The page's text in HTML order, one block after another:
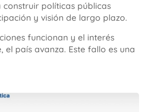
políticas públicas
y visión de largo plazo.
funcionan y el interés
el país avanza. Este fallo es una